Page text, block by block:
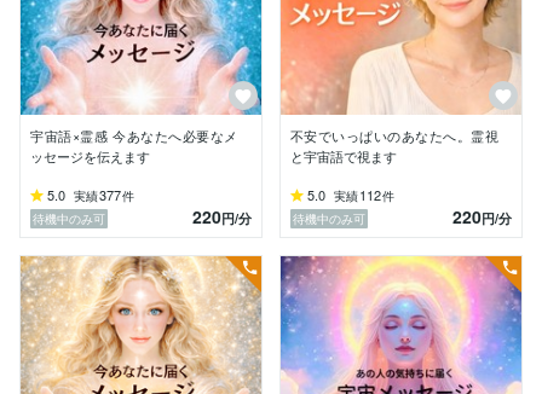
・高次元ガイドからのあなたの魂の本質
・人生において今必要な考えや行動
・繰り返し起こるパターンの根本
・今あなたがどう動くべきか
・心のブロックの解放と軸の安定
スピリチュアルだけでなく、
こんな方へ☘️
・今すぐ答えがほしい
・理由が分からずにモヤモヤする
・人生や恋愛の方向性が分からない
・心からの思いが分からない
・同じ悩みを繰り返している
・もう迷うのを終わらせたい
・スピリチュアルな話がしたい
宇宙語×霊感 今あなたへ必要なメ
ッセージを伝えます
5.0 実績377件
待機中のみ可
220円/分
不安でいっぱいのあなたへ。霊視
と宇宙語で視ます
5.0 実績112件
待機中のみ可
220円/分